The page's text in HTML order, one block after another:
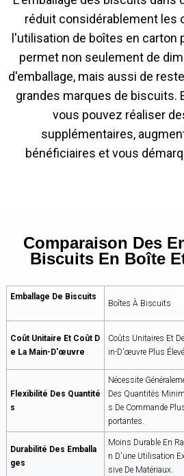
réduit considérablement les
l'utilisation de boîtes en carton
permet non seulement de
d'emballage, mais aussi de
grandes marques de biscuits.
vous pouvez réaliser
supplémentaires,
bénéficiaires et vous
Comparaison Des
Biscuits En Boîte
Emballage De Biscuits
Boîtes À Biscuits
Coût Unitaire Et Coût D
E La Main-D'œuvre
Coûts Unitaires Et
In-D'œuvre Plus
Flexibilité Des Quantité
S
Nécessite
Des Quantités
S De Commande
Portantes.
Durabilité Des Emballa
Ges
Moins Durable En
N D'une Utilisation
Sive De Matériaux.